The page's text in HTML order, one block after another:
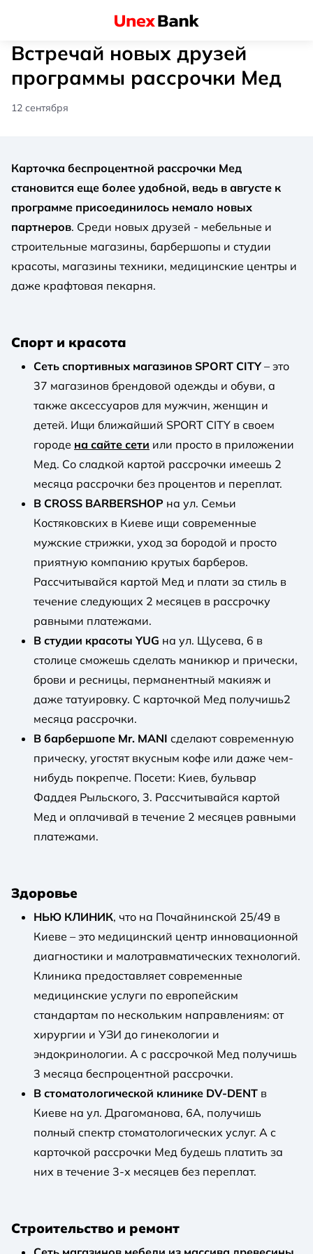
Встречай новых друзей
программы рассрочки Мед
12 сентября
Карточка беспроцентной рассрочки Мед
становится еще более удобной, ведь в августе к
программе присоединилось немало новых
партнеров. Среди новых друзей - мебельные и
строительные магазины, барбершопы и студии
красоты, магазины техники, медицинские центры и
даже крафтовая пекарня.
Спорт и красота
Сеть спортивных магазинов SPORT CITY– это
37 магазинов брендовой одежды и обуви, а
также аксессуаров для мужчин, женщин и
детей. Ищи ближайший SPORT CITY в своем
городе на сайте сети или просто в приложении
Мед. Со сладкой картой рассрочки имеешь 2
месяца рассрочки без процентов и переплат.
В CROSS BARBERSHOP на ул. Семьи
Костяковских в Киеве ищи современные
мужские стрижки, уход за бородой и просто
приятную компанию крутых барберов.
Рассчитывайся картой Мед и плати за стиль в
течение следующих 2 месяцев в рассрочку
равными платежами.
В студии красоты YUG на ул. Щусева, 6 в
столице сможешь сделать маникюр и прически,
брови и ресницы, перманентный макияж и
даже татуировку. С карточкой Мед получишь2
месяца рассрочки.
В барбершопе Mr. MANI сделают современную
прическу, угостят вкусным кофе или даже чем-
нибудь покрепче. Посети: Киев, бульвар
Фаддея Рыльского, 3. Рассчитывайся картой
Мед и оплачивай в течение 2 месяцев равными
платежами.
Здоровье
НЬЮ КЛИНИК, что на Почайнинской 25/49 в
Киеве – это медицинский центр инновационной
диагностики и малотравматических технологий.
Клиника предоставляет современные
медицинские услуги по европейским
стандартам по нескольким направлениям: от
хирургии и УЗИ до гинекологии и
эндокринологии. А с рассрочкой Мед получишь
3 месяца беспроцентной рассрочки.
В стоматологической клинике DV-DENT в
Киеве на ул. Драгоманова, 6А, получишь
полный спектр стоматологических услуг. А с
карточкой рассрочки Мед будешь платить за
них в течение 3-х месяцев без переплат.
Строительство и ремонт